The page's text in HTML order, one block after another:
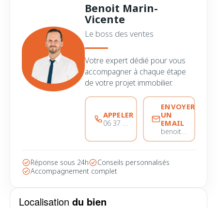
Localisation du bien
Benoit Marin-
Vicente
Le boss des ventes
Votre expert dédié pour vous
accompagner à chaque étape
de votre projet immobilier.
APPELER
06 37 56 68 51
ENVOYER
UN
EMAIL
benoitmarinvicente@immobiliere-pujol.fr
Réponse sous 24h
Conseils personnalisés
Accompagnement complet